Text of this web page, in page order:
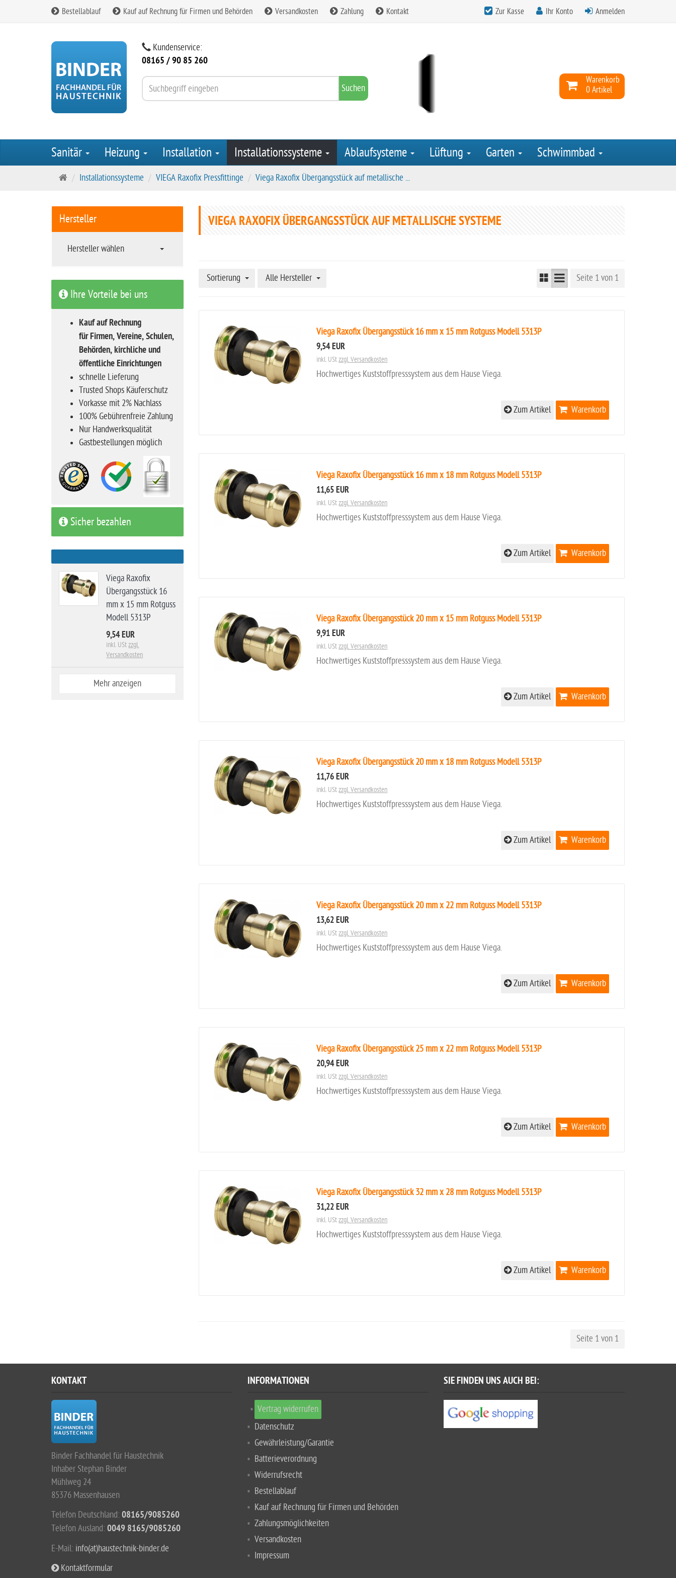
Bestellablauf Kauf auf Rechnung für Firmen und Behörden Versandkosten Zahlung Kontakt Zur Kasse Ihr Konto Anmelden
Kundenservice:
08165 / 90 85 260
Suchen
Warenkorb
0 Artikel
Sanitär Heizung Installation Installationssysteme Ablaufsysteme Lüftung Garten Schwimmbad
S
r
t
s
t
e
Installationssysteme VIEGA Raxofix Pressfittinge Viega Raxofix Übergangsstück auf metallische ...
VIEGA RAXOFIX ÜBERGANGSSTÜCK AUF METALLISCHE SYSTEME
Sortierung Alle Hersteller Seite 1 von 1
Viega Raxofix Übergangsstück 16 mm x 15 mm Rotguss Modell 5313P
9,54 EUR
inkl. UStzzgl. Versandkosten
Hochwertiges Kuststoffpresssystem aus dem Hause Viega.
Warenkorb
Zum Artikel
Viega Raxofix Übergangsstück 16 mm x 18 mm Rotguss Modell 5313P
11,65 EUR
inkl. UStzzgl. Versandkosten
Hochwertiges Kuststoffpresssystem aus dem Hause Viega.
Warenkorb
Zum Artikel
Viega Raxofix Übergangsstück 20 mm x 15 mm Rotguss Modell 5313P
9,91 EUR
inkl. UStzzgl. Versandkosten
Hochwertiges Kuststoffpresssystem aus dem Hause Viega.
Warenkorb
Zum Artikel
Viega Raxofix Übergangsstück 20 mm x 18 mm Rotguss Modell 5313P
11,76 EUR
inkl. UStzzgl. Versandkosten
Hochwertiges Kuststoffpresssystem aus dem Hause Viega.
Warenkorb
Zum Artikel
Viega Raxofix Übergangsstück 20 mm x 22 mm Rotguss Modell 5313P
13,62 EUR
inkl. UStzzgl. Versandkosten
Hochwertiges Kuststoffpresssystem aus dem Hause Viega.
Warenkorb
Zum Artikel
Viega Raxofix Übergangsstück 25 mm x 22 mm Rotguss Modell 5313P
20,94 EUR
inkl. UStzzgl. Versandkosten
Hochwertiges Kuststoffpresssystem aus dem Hause Viega.
Warenkorb
Zum Artikel
Viega Raxofix Übergangsstück 32 mm x 28 mm Rotguss Modell 5313P
31,22 EUR
inkl. UStzzgl. Versandkosten
Hochwertiges Kuststoffpresssystem aus dem Hause Viega.
Warenkorb
Zum Artikel
Seite 1 von 1
Hersteller
Hersteller wählen
Ihre Vorteile bei uns
Kauf auf Rechnung
für Firmen, Vereine, Schulen,
Behörden, kirchliche und
öffentliche Einrichtungen
schnelle Lieferung
Trusted Shops Käuferschutz
Vorkasse mit 2% Nachlass
100% Gebührenfreie Zahlung
Nur Handwerksqualität
Gastbestellungen möglich
Sicher bezahlen
Viega Raxofix
Übergangsstück 16
mm x 15 mm Rotguss
Modell 5313P
9,54 EUR
inkl. UStzzgl.
Versandkosten
Mehr anzeigen
KONTAKT
Binder Fachhandel für Haustechnik
Inhaber Stephan Binder
Mühlweg 24
85376 Massenhausen
Telefon Deutschland: 08165/9085260
Telefon Ausland: 0049 8165/9085260
E-Mail: info(at)haustechnik-binder.de
Kontaktformular
INFORMATIONEN
Vertrag widerrufen
Datenschutz
Gewährleistung/Garantie
Batterieverordnung
Widerrufsrecht
Bestellablauf
Kauf auf Rechnung für Firmen und Behörden
Zahlungsmöglichkeiten
Versandkosten
Impressum
SIE FINDEN UNS AUCH BEI: